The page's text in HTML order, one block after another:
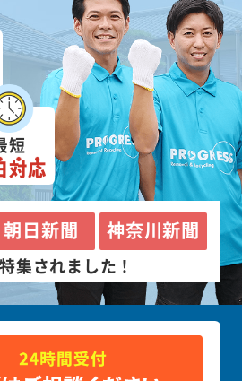
短
対応
朝日新聞 神奈川新聞
集されました！